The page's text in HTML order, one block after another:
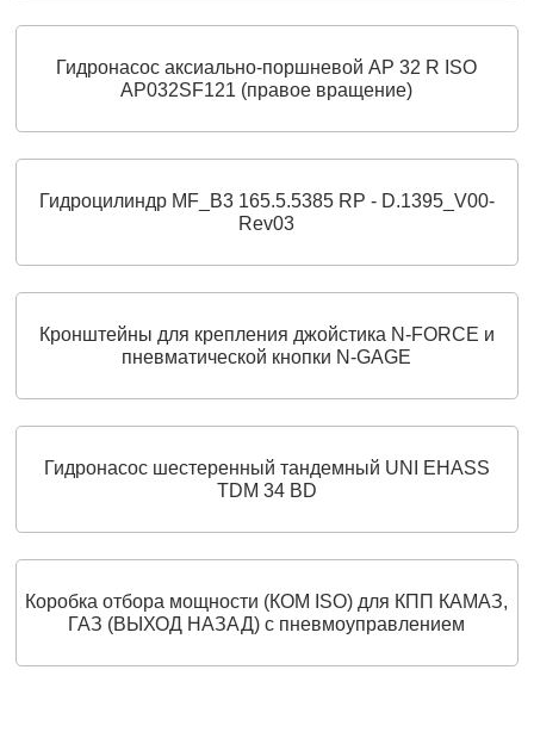
Гидронасос аксиально‑поршневой AP 32 R ISO
AP032SF121 (правое вращение)
Гидроцилиндр MF_B3 165.5.5385 RP - D.1395_V00-
Rev03
Кронштейны для крепления джойстика N-FORCE и
пневматической кнопки N-GAGE
Гидронасос шестеренный тандемный UNI EHASS
TDM 34 BD
Коробка отбора мощности (КОМ ISO) для КПП КАМАЗ,
ГАЗ (ВЫХОД НАЗАД) с пневмоуправлением